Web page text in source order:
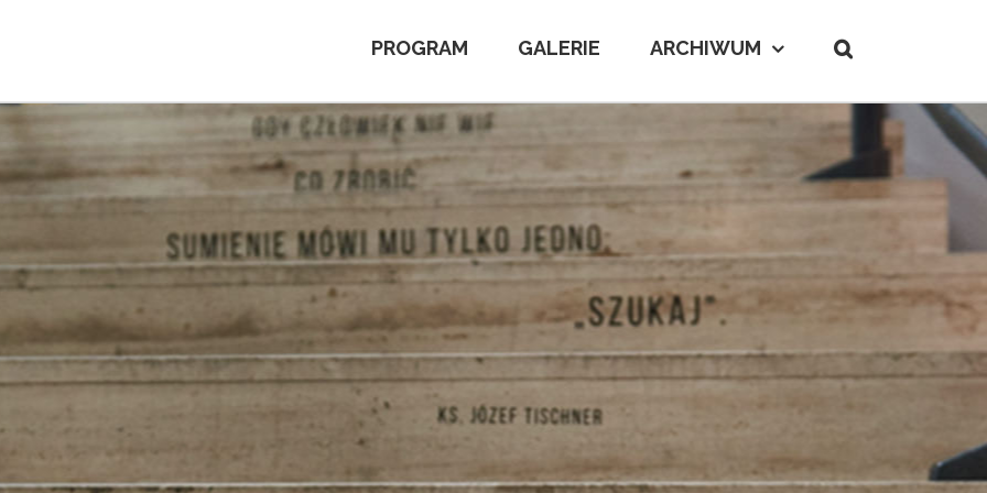
PROGRAM GALERIE ARCHIWUM